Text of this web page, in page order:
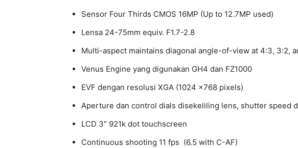
Sensor Four Thirds CMOS 16MP (Up to 12.7MP used)
Lensa 24-75mm equiv. F1.7-2.8
Multi-aspect maintains diagonal angle-of-view at 4:3, 3:2,
Venus Engine yang digunakan GH4 dan FZ1000
EVF dengan resolusi XGA (1024 x768 pixels)
Aperture dan control dials disekeliling lens, shutter speed
LCD 3″ 921k dot touchscreen
Continuous shooting 11 fps (6.5 with C-AF)